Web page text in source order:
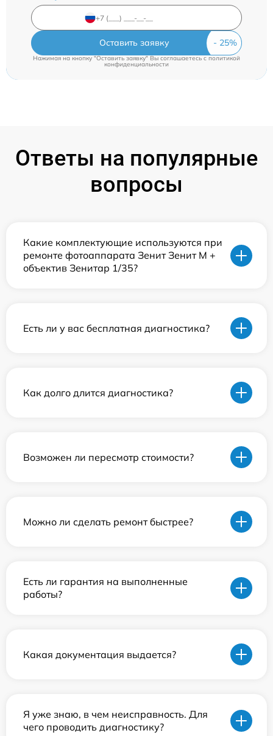
Оставить заявку
Нажимая на кнопку "Оставить заявку" Вы соглашаетесь c политикой
конфиденциальности
Ответы на популярные
вопросы
Какие комплектующие используются при
ремонте фотоаппарата Зенит Зенит М +
объектив Зенитар 1/35?
Есть ли у вас бесплатная диагностика?
Как долго длится диагностика?
Возможен ли пересмотр стоимости?
Можно ли сделать ремонт быстрее?
Есть ли гарантия на выполненные
работы?
Какая документация выдается?
Я уже знаю, в чем неисправность. Для
чего проводить диагностику?